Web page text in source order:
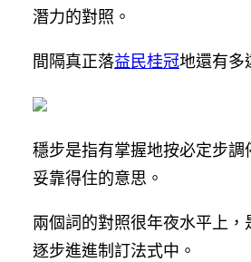
潛力的對照。
間隔真正落益民桂冠地還有多
穩步是指有掌握地按必定步調
妥靠得住的意思。
兩個詞的對照很年夜水平上
逐步進進制訂法式中。